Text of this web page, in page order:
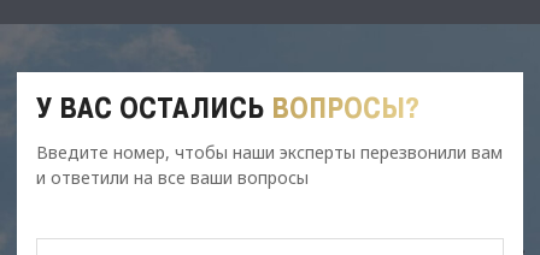
У ВАС ОСТАЛИСЬ ВОПРОСЫ?
Введите номер, чтобы наши эксперты перезвонили вам
и ответили на все ваши вопросы